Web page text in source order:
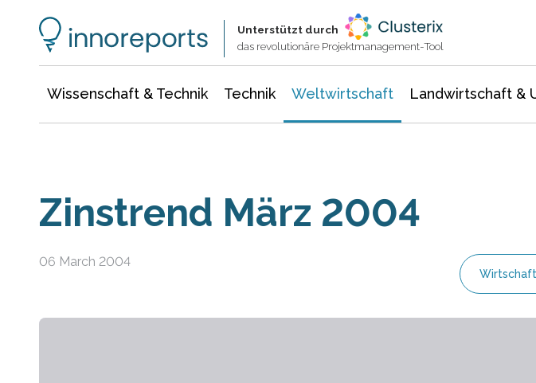
Unterstützt durch
das revolutionäre Projektmanagement-Tool
Wissenschaft & Technik Technik Weltwirtschaft Landwirtschaft &
Zinstrend März 2004
06 March 2004